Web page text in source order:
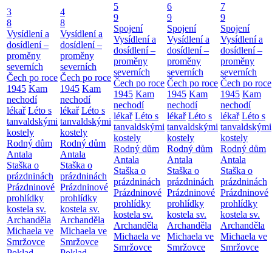
3
8
Vysídlení a
dosídlení –
proměny
severních
Čech po roce
1945 Kam
nechodí
lékař Léto s
tanvaldskými
kostely
Rodný dům
Antala
Staška o
prázdninách
Prázdninové
prohlídky
kostela sv.
Archanděla
Michaela ve
Smržovce
4
8
Vysídlení a
dosídlení –
proměny
severních
Čech po roce
1945 Kam
nechodí
lékař Léto s
tanvaldskými
kostely
Rodný dům
Antala
Staška o
prázdninách
Prázdninové
prohlídky
kostela sv.
Archanděla
Michaela ve
Smržovce
5
9
Spojení
Vysídlení a
dosídlení –
proměny
severních
Čech po roce
1945 Kam
nechodí
lékař Léto s
tanvaldskými
kostely
Rodný dům
Antala
Staška o
prázdninách
Prázdninové
prohlídky
kostela sv.
Archanděla
Michaela ve
Smržovce
6
9
Spojení
Vysídlení a
dosídlení –
proměny
severních
Čech po roce
1945 Kam
nechodí
lékař Léto s
tanvaldskými
kostely
Rodný dům
Antala
Staška o
prázdninách
Prázdninové
prohlídky
kostela sv.
Archanděla
Michaela ve
Smržovce
7
9
Spojení
Vysídlení a
dosídlení –
proměny
severních
Čech po roce
1945 Kam
nechodí
lékař Léto s
tanvaldskými
kostely
Rodný dům
Antala
Staška o
prázdninách
Prázdninové
prohlídky
kostela sv.
Archanděla
Michaela ve
Smržovce